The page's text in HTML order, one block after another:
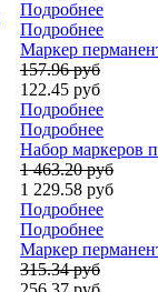
Подробнее
Подробнее
Маркер
157.96 руб
122.45 руб
Подробнее
Подробнее
Набор маркеров
1 463.20 руб
1 229.58 руб
Подробнее
Подробнее
Маркер
315.34 руб